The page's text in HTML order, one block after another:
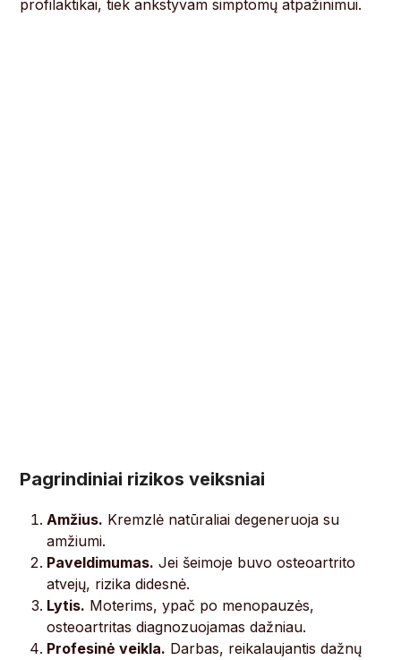
profilaktikai, tiek ankstyvam simptomų atpažinimui.
Pagrindiniai rizikos veiksniai
Amžius. Kremzlė natūraliai degeneruoja su
amžiumi.
Paveldimumas. Jei šeimoje buvo osteoartrito
atvejų, rizika didesnė.
Lytis. Moterims, ypač po menopauzės,
osteoartritas diagnozuojamas dažniau.
Profesinė veikla. Darbas, reikalaujantis dažnų